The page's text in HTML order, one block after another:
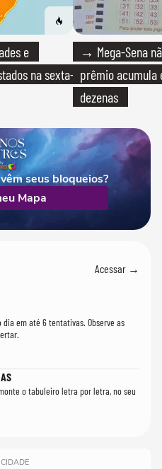
e
na sexta-
→ Mega-Sena
prêmio acumula
dezenas
seus bloqueios?
Mapa
Acessar →
dia em até 6 tentativas. Observe as
o tabuleiro letra por letra, no seu